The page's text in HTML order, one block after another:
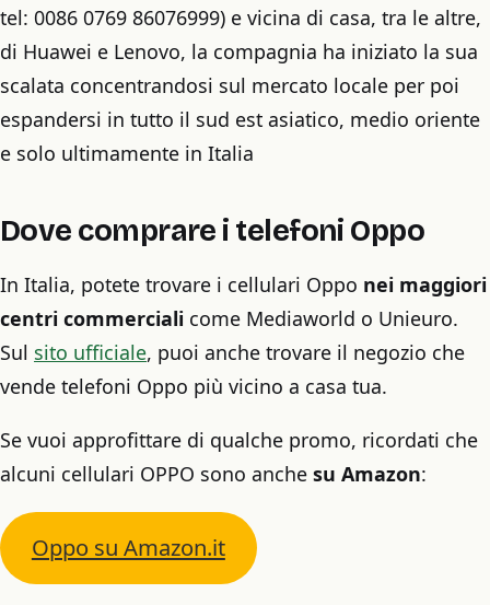
tel: 0086 0769 86076999) e vicina di casa, tra le altre,
di Huawei e Lenovo, la compagnia ha iniziato la sua
scalata concentrandosi sul mercato locale per poi
espandersi in tutto il sud est asiatico, medio oriente
e solo ultimamente in Italia
Dove comprare i telefoni Oppo
In Italia, potete trovare i cellulari Oppo nei maggiori
centri commerciali come Mediaworld o Unieuro.
Sul sito ufficiale, puoi anche trovare il negozio che
vende telefoni Oppo più vicino a casa tua.
Se vuoi approfittare di qualche promo, ricordati che
alcuni cellulari OPPO sono anche su Amazon:
Oppo su Amazon.it